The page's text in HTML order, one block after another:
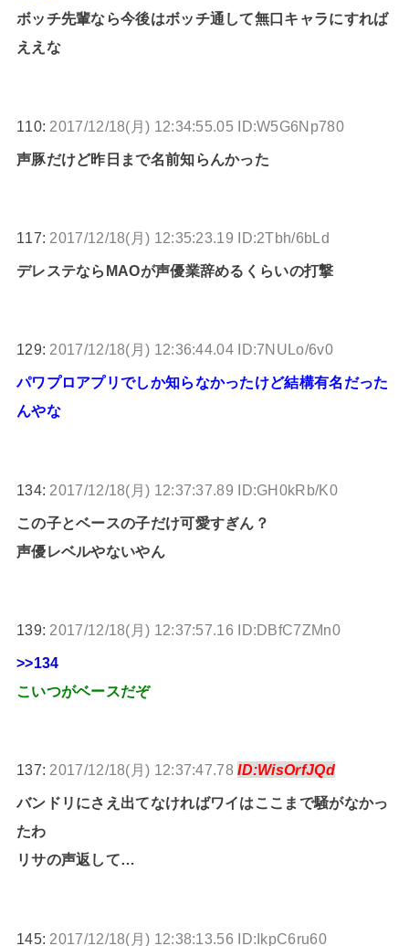
ボッチ先輩なら今後はボッチ通して無口キャラにすれば
ええな
110: 2017/12/18(月) 12:34:55.05 ID:W5G6Np780
声豚だけど昨日まで名前知らんかった
117: 2017/12/18(月) 12:35:23.19 ID:2Tbh/6bLd
デレステならMAOが声優業辞めるくらいの打撃
129: 2017/12/18(月) 12:36:44.04 ID:7NULo/6v0
パワプロアプリでしか知らなかったけど結構有名だった
んやな
134: 2017/12/18(月) 12:37:37.89 ID:GH0kRb/K0
この子とベースの子だけ可愛すぎん？
声優レベルやないやん
139: 2017/12/18(月) 12:37:57.16 ID:DBfC7ZMn0
>>134
こいつがベースだぞ
137: 2017/12/18(月) 12:37:47.78ID:WisOrfJQd
バンドリにさえ出てなければワイはここまで騒がなかっ
たわ
リサの声返して…
145: 2017/12/18(月) 12:38:13.56 ID:IkpC6ru60